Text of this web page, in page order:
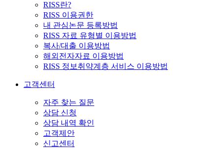
RISS란?
RISS 이용권한
내 관심논문 등록방법
RISS 자료 유형별 이용방법
복사/대출 이용방법
해외전자자료 이용방법
RISS 정보취약계층 서비스 이용방법
고객센터
자주 찾는 질문
상담 신청
상담 내역 확인
고객제안
신고센터